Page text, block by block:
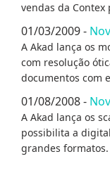
vendas da Contex
01/03/2009 -
A Akad lança os
com resolução
documentos com
01/08/2008 -
A Akad lança os
possibilita a
grandes formatos.